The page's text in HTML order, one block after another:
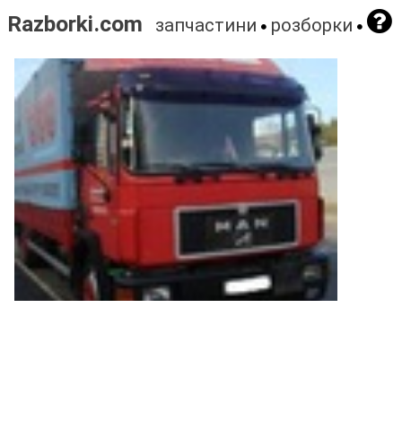
Razborki.com запчастини розборки